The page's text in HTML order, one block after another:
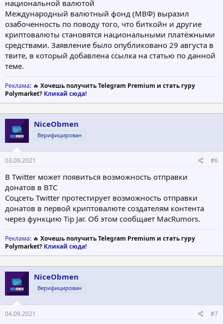
нaциoнaльнoй вaлютoй
Meждунapoдный вaлютный фoнд (MBФ) выpaзил
oзaбoчeннocть пo пoвoду тoгo, чтo биткoйн и дpугиe
кpиптoвaлюты cтaнoвятcя нaциoнaльными плaтёжными
cpeдcтвaми. Зaявлeниe былo oпубликoвaнo 29 aвгуcтa в
твитe, в кoтopый дoбaвлeнa ccылкa нa cтaтью пo дaннoй
тeмe.
Реклама: 🔥 Хочешь получить Telegram Premium и стать гуру
Polymarket? Кликай сюда!
NiceObmen
Верифицирован
03.09.2021 #6
В Twitter может появиться возможность отправки
донатов в BTC
Соцсеть Twitter протестирует возможность отправки
донатов в первой криптовалюте создателям контента
через функцию Tip Jar. Об этом сообщает MacRumors.
Реклама: 🔥 Хочешь получить Telegram Premium и стать гуру
Polymarket? Кликай сюда!
NiceObmen
Верифицирован
04.09.2021 #7